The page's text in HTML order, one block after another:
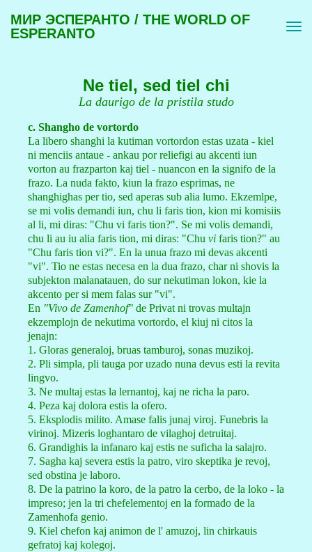
МИР ЭСПЕРАНТО / THE WORLD OF
ESPERANTO
Ne tiel, sed tiel chi
La daurigo de la pristila studo
c. Shangho de vortordo
La libero shanghi la kutiman vortordon estas uzata - kiel
ni menciis antaue - ankau por reliefigi au akcenti iun
vorton au frazparton kaj tiel - nuancon en la signifo de la
frazo. La nuda fakto, kiun la frazo esprimas, ne
shanghighas per tio, sed aperas sub alia lumo. Ekzemlpe,
se mi volis demandi iun, chu li faris tion, kion mi komisiis
al li, mi diras: "Chu vi faris tion?". Se mi volis demandi,
chu li au iu alia faris tion, mi diras: "Chu vi faris tion?" au
"Chu faris tion vi?". En la unua frazo mi devas akcenti
"vi". Tio ne estas necesa en la dua frazo, char ni shovis la
subjekton malanatauen, do sur nekutiman lokon, kie la
akcento per si mem falas sur "vi".
En "Vivo de Zamenhof" de Privat ni trovas multajn
ekzemplojn de nekutima vortordo, el kiuj ni citos la
jenajn:
1. Gloras generaloj, bruas tamburoj, sonas muzikoj.
2. Pli simpla, pli tauga por uzado nuna devus esti la revita
lingvo.
3. Ne multaj estas la lernantoj, kaj ne richa la paro.
4. Peza kaj dolora estis la ofero.
5. Eksplodis milito. Amase falis junaj viroj. Funebris la
virinoj. Mizeris loghantaro de vilaghoj detruitaj.
6. Grandighis la infanaro kaj estis ne suficha la salajro.
7. Sagha kaj severa estis la patro, viro skeptika je revoj,
sed obstina je laboro.
8. De la patrino la koro, de la patro la cerbo, de la loko - la
impreso; jen la tri chefelementoj en la formado de la
Zamenhofa genio.
9. Kiel chefon kaj animon de l' amuzoj, lin chirkauis
gefratoj kaj kolegoj.